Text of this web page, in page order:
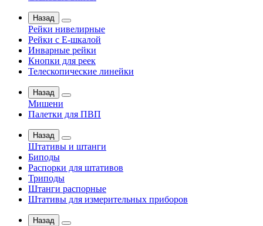
Назад
Рейки нивелирные
Рейки с Е-шкалой
Инварные рейки
Кнопки для реек
Телескопические линейки
Назад
Мишени
Палетки для ПВП
Назад
Штативы и штанги
Биподы
Распорки для штативов
Триподы
Штанги распорные
Штативы для измерительных приборов
Назад